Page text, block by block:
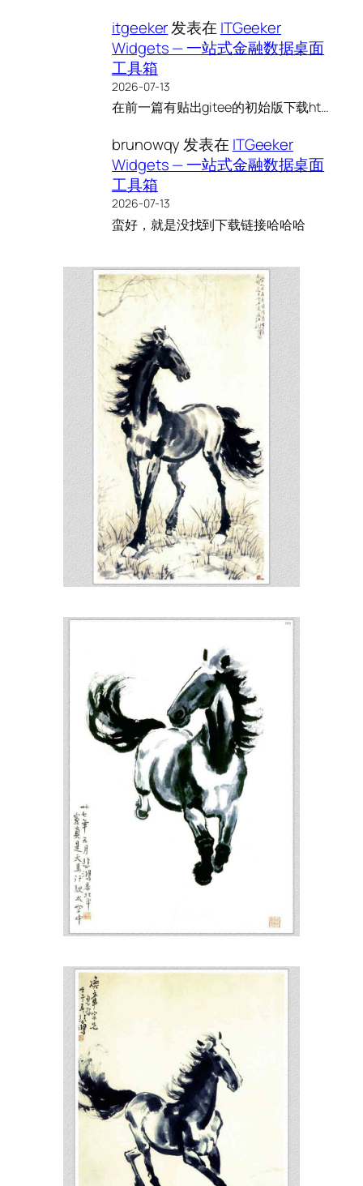
itgeeker发表在 ITGeeker
Widgets — 一站式金融数据桌面
工具箱
2026-07-13
在前一篇有贴出gitee的初始版下载ht…
brunowqy发表在 ITGeeker
Widgets — 一站式金融数据桌面
工具箱
2026-07-13
蛮好，就是没找到下载链接哈哈哈